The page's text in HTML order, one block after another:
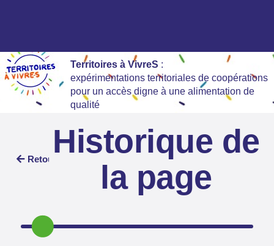
Territoires à VivreS :
expérimentations territoriales de coopérations
pour un accès digne à une alimentation de
qualité
Retour Historique de
la page